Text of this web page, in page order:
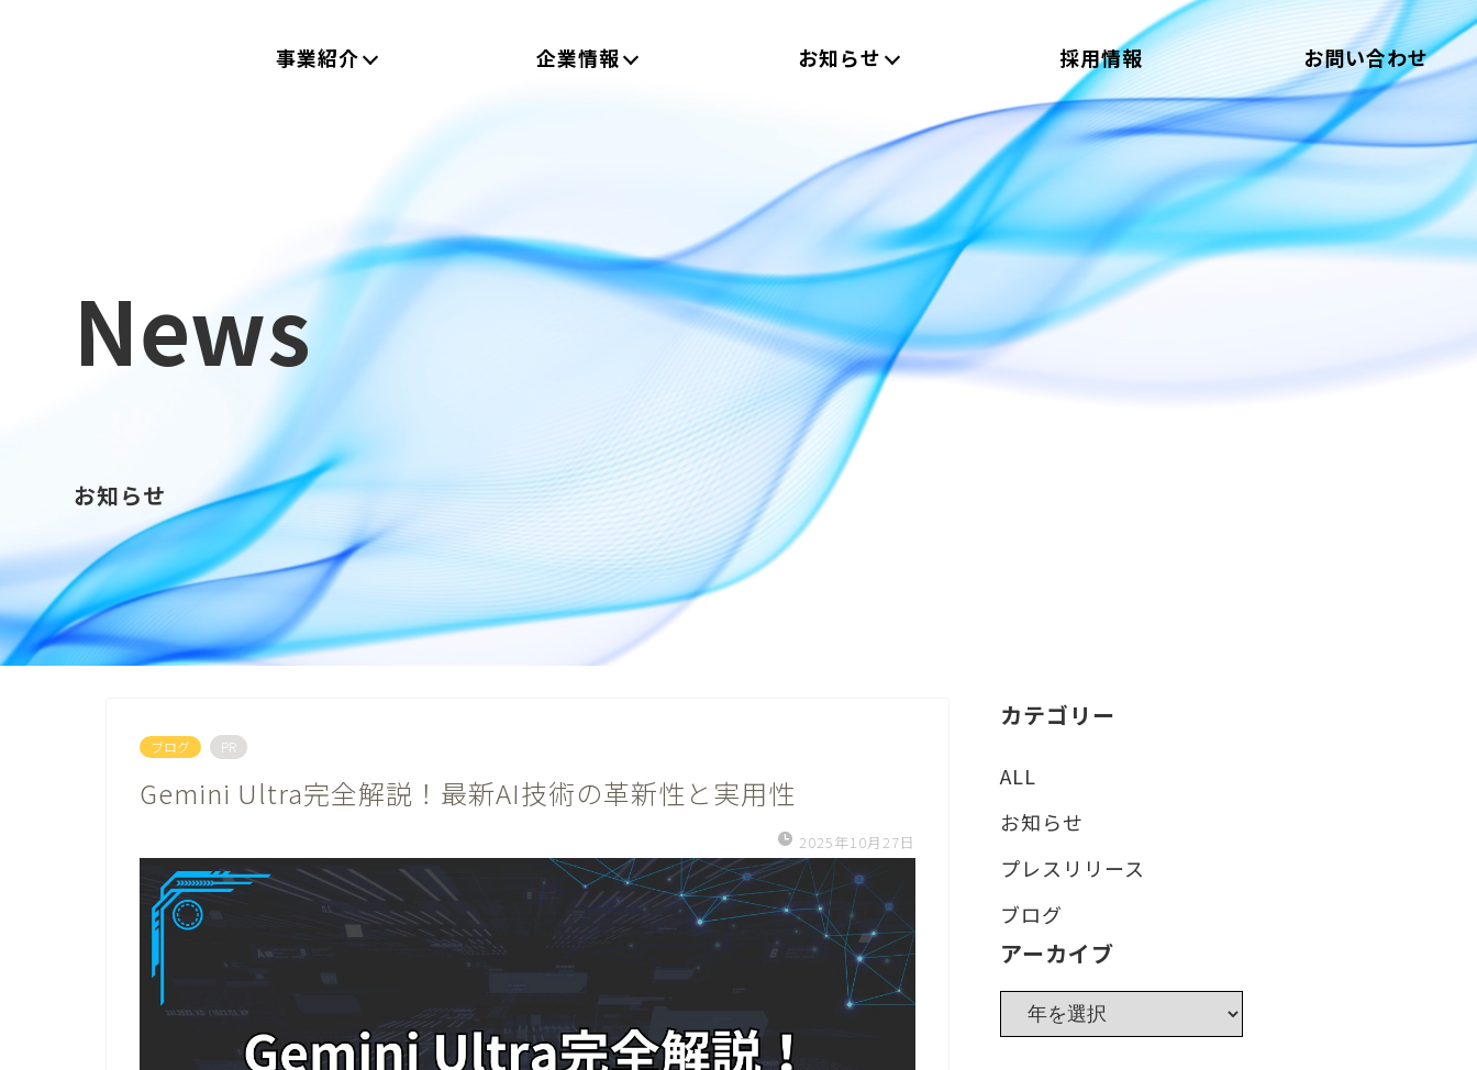
事業紹介 企業情報 お知らせ 採用情報 お問い合わせ
News
お知らせ
ブログ PR
Gemini Ultra完全解説！最新AI技術の革新性と実用性
2025年10月27日
カテゴリー
ALL
お知らせ
プレスリリース
ブログ
アーカイブ